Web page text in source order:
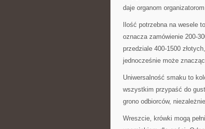
daje organom
Ilość potrzebna na wesele
oznacza zamówienie 200-
przedziale 400-1500
jednocześnie może
Uniwersalność smaku to
wszystkim przypaść do
grono odbiorców,
Wreszcie, krówki mogą